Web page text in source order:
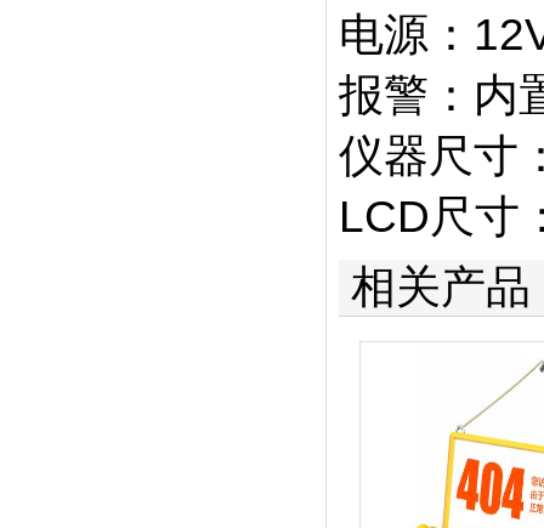
电源：
报警：内
仪器尺寸
LCD尺寸
相关产品